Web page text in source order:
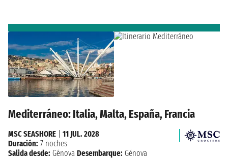
Mediterráneo: Italia, Malta, España, Francia
MSC SEASHORE
11 JUL. 2028
Duración: 7 noches
Salida desde: Génova Desembarque: Génova